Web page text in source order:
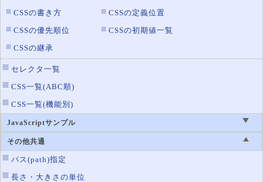
CSSの書き方
CSSの定義位置
CSSの優先順位
CSSの初期値一覧
CSSの継承
セレクタ一覧
CSS一覧(ABC順)
CSS一覧(機能別)
JavaScriptサンプル
その他共通
パス(path)指定
長さ・大きさの単位